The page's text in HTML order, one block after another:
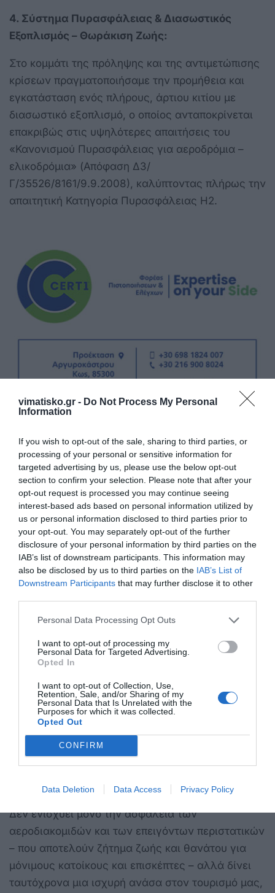
vimatisko.gr - Do Not Process My Personal
Information
If you wish to opt-out of the sale, sharing to third parties, or
processing of your personal or sensitive information for
targeted advertising by us, please use the below opt-out
section to confirm your selection. Please note that after your
opt-out request is processed you may continue seeing
interest-based ads based on personal information utilized by
us or personal information disclosed to third parties prior to
your opt-out. You may separately opt-out of the further
disclosure of your personal information by third parties on the
IAB’s list of downstream participants. This information may
also be disclosed by us to third parties on the IAB’s List of
Downstream Participants that may further disclose it to other
Personal Data Processing Opt Outs
I want to opt-out of processing my
Personal Data for Targeted Advertising.
Opted In
I want to opt-out of Collection, Use,
Retention, Sale, and/or Sharing of my
Personal Data that Is Unrelated with the
Purposes for which it was collected.
Opted Out
CONFIRM
Data Deletion Data Access Privacy Policy
4. Σύστημα Πυρασφάλειας & Διασωστικός
Εξοπλισμός – Θωράκιση Ζωής:
Στο κομμάτι της πρόληψης και της αντιμετώπισης
κρίσεων πραγματοποιήσαμε την προμήθεια και
εγκατάσταση ενός πλήρους, άρτιου κιτίου με
διασωστικό εξοπλισμό, ο οποίος ανταποκρίνεται
επακριβώς στις υψηλότερες απαιτήσεις του
«Κανονισμού Πυρασφάλειας για αεροδρόμια –
ελικοδρόμια» (Απόφαση Δ3/
Γ/35526/8161/9.9.2008), καλύπτοντας πλήρως την
απαιτητική Κατηγορία Πυρασφάλειας Η2.
Ταυτόχρονα, αντικαταστήσαμε πλήρως τις παλιές
δεξαμενές πυρασφάλειας, εγκαθιστώντας
καινούργιες με σημαντικά μεγαλύτερη
χωρητικότητα, αντικαθιστώντας συγχρόνως και
όλες τις συναφείς σωληνώσεις και βάσεις
στήριξης. Αυτή η νέα υποδομή πυρόσβεσης δεν
είναι απλά δοχεία ύδατος· είναι η εγγύηση ότι
ακόμα και στη δυσκολότερη στιγμή, η Νίσυρος
διαθέτει την απαραίτητη αυτάρκεια σε νερό και
γραμμής, δίνοντας την απόλυτη μάχη για την
κατάσβεση οποιασδήποτε εστίας φωτιάς μέσα και
έξω από το ελικοδρόμιο.
ριζικά την επιχειρησιακή δυνατότητα του νησιού.
Δεν ενισχύει μόνο την ασφάλεια των
αεροδιακομιδών και των επειγόντων περιστατικών
– που αποτελούν ζήτημα ζωής και θανάτου για
μόνιμους κατοίκους και επισκέπτες – αλλά δίνει
ταυτόχρονα μια ισχυρή ανάσα στον τουρισμό μας,